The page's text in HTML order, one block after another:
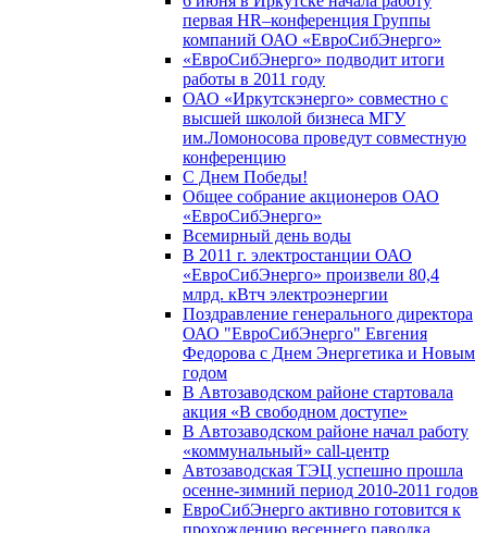
первая HR–конференция Группы
компаний ОАО «ЕвроСибЭнерго»
«ЕвроСибЭнерго» подводит итоги
работы в 2011 году
ОАО «Иркутскэнерго» совместно с
высшей школой бизнеса МГУ
им.Ломоносова проведут совместную
конференцию
С Днем Победы!
Общее собрание акционеров ОАО
«ЕвроСибЭнерго»
Всемирный день воды
В 2011 г. электростанции ОАО
«ЕвроСибЭнерго» произвели 80,4
млрд. кВтч электроэнергии
Поздравление генерального директора
ОАО "ЕвроСибЭнерго" Евгения
Федорова с Днем Энергетика и Новым
годом
В Автозаводском районе стартовала
акция «В свободном доступе»
В Автозаводском районе начал работу
«коммунальный» call-центр
Автозаводская ТЭЦ успешно прошла
осенне-зимний период 2010-2011 годов
ЕвроСибЭнерго активно готовится к